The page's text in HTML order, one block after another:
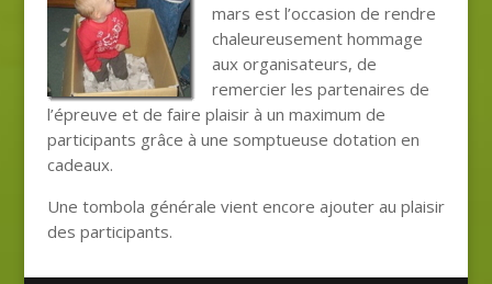
mars est l’occasion de rendre
chaleureusement hommage
aux organisateurs, de
remercier les partenaires de
l’épreuve et de faire plaisir à un maximum de
participants grâce à une somptueuse dotation en
cadeaux.
Une tombola générale vient encore ajouter au plaisir
des participants.